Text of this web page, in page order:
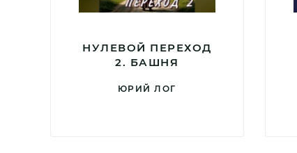
НУЛЕВОЙ ПЕРЕХОД
2. БАШНЯ
ЮРИЙ ЛОГ